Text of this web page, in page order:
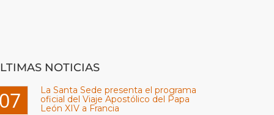
NOTICIAS
La Santa Sede presenta el programa
oficial del Viaje Apostólico del Papa
León XIV a Francia